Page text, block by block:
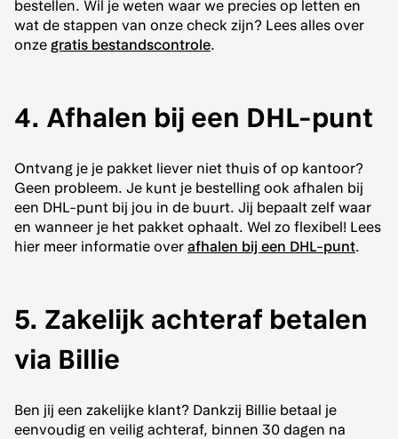
bestellen. Wil je weten waar we precies op letten en
wat de stappen van onze check zijn? Lees alles over
onze gratis bestandscontrole.
4. Afhalen bij een DHL-punt
Ontvang je je pakket liever niet thuis of op kantoor?
Geen probleem. Je kunt je bestelling ook afhalen bij
een DHL-punt bij jou in de buurt. Jij bepaalt zelf waar
en wanneer je het pakket ophaalt. Wel zo flexibel! Lees
hier meer informatie over afhalen bij een DHL-punt.
5. Zakelijk achteraf betalen
via Billie
Ben jij een zakelijke klant? Dankzij Billie betaal je
eenvoudig en veilig achteraf, binnen 30 dagen na